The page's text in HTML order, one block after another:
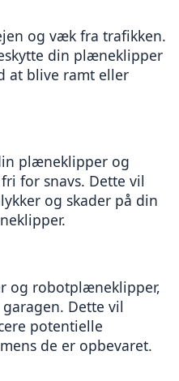
og væk fra trafikken.
din plæneklipper
at blive ramt eller
plæneklipper og
for snavs. Dette vil
og skader på din
og robotplæneklipper,
Dette vil
potentielle
de er opbevaret.